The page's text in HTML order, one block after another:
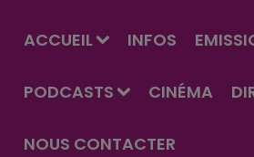
ACCUEIL INFOS
PODCASTS CINÉMA
NOUS CONTACTER